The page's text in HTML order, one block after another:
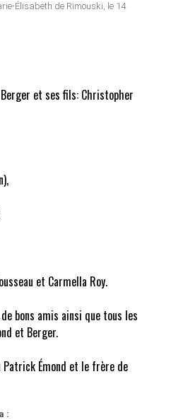
Élisabeth de Rimouski, le 14
et ses fils: Christopher
et Carmella Roy.
bons amis ainsi que tous les
et Berger.
Émond et le frère de
: